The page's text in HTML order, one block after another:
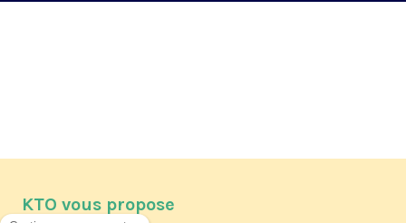
KTO vous propose